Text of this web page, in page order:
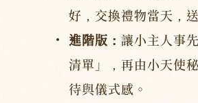
好，交換禮物當天，
進階版： 讓小主人事
清單」，再由小天使
待與儀式感。